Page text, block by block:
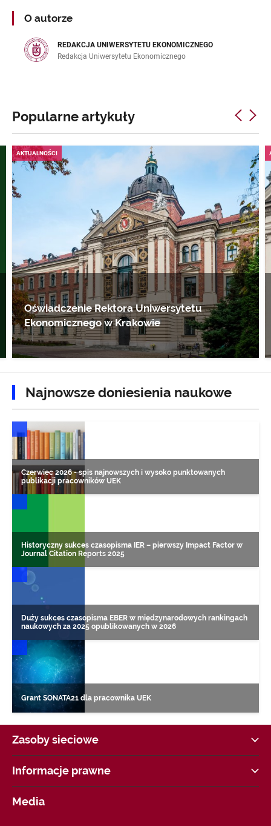
O autorze
REDAKCJA UNIWERSYTETU EKONOMICZNEGO
Redakcja Uniwersytetu Ekonomicznego
Popularne artykuły
AKTUALNOŚCI
Oświadczenie Rektora Uniwersytetu
Ekonomicznego w Krakowie
Najnowsze doniesienia naukowe
DONIESIENIA NAUKOWE
Czerwiec 2026 - spis najnowszych i wysoko punktowanych
publikacji pracowników UEK
Historyczny sukces czasopisma IER – pierwszy Impact Factor w
Journal Citation Reports 2025
DONIESIENIA NAUKOWE
Duży sukces czasopisma EBER w międzynarodowych rankingach
naukowych za 2025 opublikowanych w 2026
DONIESIENIA NAUKOWE
Grant SONATA21 dla pracownika UEK
Zasoby sieciowe
Strategia UEK
Jakość Kształcenia w UEK
Informacje prawne
Akty Prawne
Dane kontaktowe i godziny otwarcia
Media